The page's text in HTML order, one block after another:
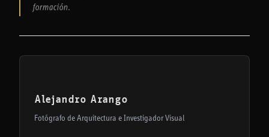
formación.
Alejandro Arango
Fotógrafo de Arquitectura e Investigador Visual